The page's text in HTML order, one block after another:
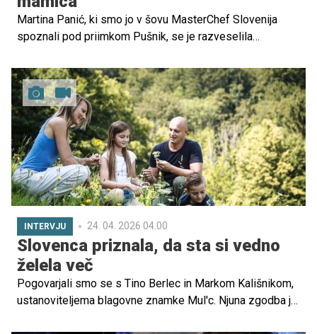
Martina Panić, ki smo jo v šovu MasterChef Slovenija
spoznali pod priimkom Pušnik, se je razveselila
INTERVJU 24. 04. 2026 04.00
Slovenca priznala, da sta si vedno
želela več
Pogovarjali smo se s Tino Berlec in Markom Kališnikom,
ustanoviteljema blagovne znamke Mul'c. Njuna zgodba je